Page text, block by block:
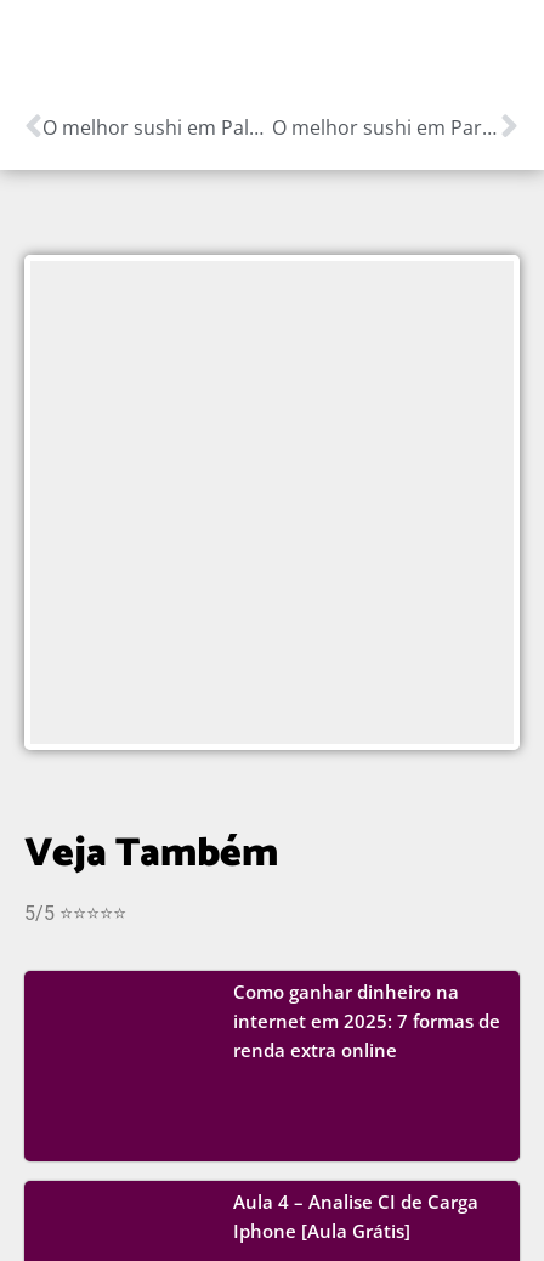
O melhor sushi em Palmeirândia-MA O melhor sushi em Parnarama-MA
Veja Também
5/5 ⭐⭐⭐⭐⭐
Como ganhar dinheiro na
internet em 2025: 7 formas de
renda extra online
Aula 4 – Analise CI de Carga
Iphone [Aula Grátis]